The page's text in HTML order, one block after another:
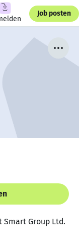
Job posten
Smart Group Ltd.